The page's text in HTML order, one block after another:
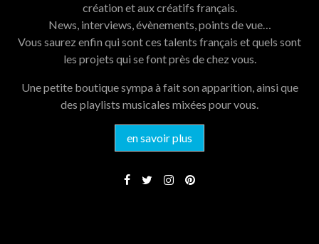
création et aux créatifs français.
News, interviews, évènements, points de vue…
Vous saurez enfin qui sont ces talents français et quels sont
les projets qui se font près de chez vous.
Une petite boutique sympa à fait son apparition, ainsi que
des playlists musicales mixées pour vous.
en savoir plus